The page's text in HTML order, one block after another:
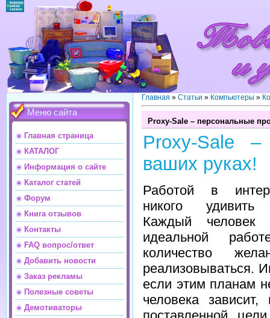
Меню сайта
Главная страница
КАТАЛОГ
Информация о сайте
Каталог статей
Форум
Книга отзывов
Контакты
FAQ вопрос/ответ
Добавить новости
Заказ рекламы
Полезные советы
Демотиваторы
Главная » Статьи » Компьютеры »
Proxy-Sale – персональные
Proxy-Sale
ваших руках!
Работой в
никого удивить
Каждый человек
идеальной
количество
реализовываться.
если этим планам
человека
поставленной